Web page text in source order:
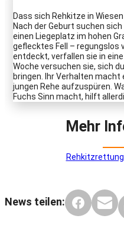
Dass sich Rehkitze in
Nach der Geburt suchen
einen Liegeplatz im hohen
geflecktes Fell – regungslos
entdeckt, verfallen sie in
Woche versuchen sie, sich
bringen. Ihr Verhalten
jungen Rehe aufzuspüren.
Fuchs Sinn macht, hilft
Mehr
News teilen: